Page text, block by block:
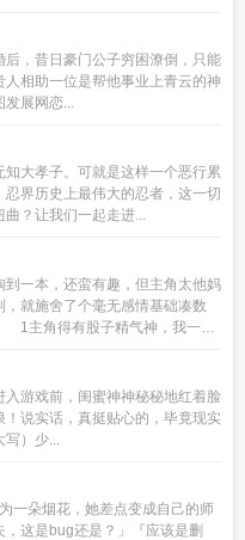
，昔日豪门公子穷困潦倒，只能
相助一位是帮他事业上青云的神
发展网恋...
大孝子。可就是这样一个恶行累
界历史上最伟大的忍者，这一切
？让我们一起走进...
一本，还蛮有趣，但主角太他妈
就施舍了个毫无感情基础凑数
1主角得有股子精气神，我一贯
游戏前，闺蜜神神秘秘地红着脸
说实话，真挺贴心的，毕竟现实
写）少...
一朵烟花，她差点变成自己的师
这是bug还是？」『应该是删